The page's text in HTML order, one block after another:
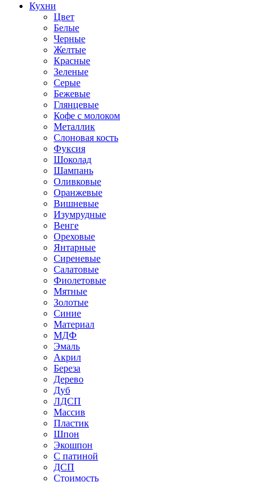
Кухни
Цвет
Белые
Черные
Желтые
Красные
Зеленые
Серые
Бежевые
Глянцевые
Кофе с молоком
Металлик
Слоновая кость
Фуксия
Шоколад
Шампань
Оливковые
Оранжевые
Вишневые
Изумрудные
Венге
Ореховые
Янтарные
Сиреневые
Салатовые
Фиолетовые
Мятные
Золотые
Синие
Материал
МДФ
Эмаль
Акрил
Береза
Дерево
Дуб
ЛДСП
Массив
Пластик
Шпон
Экошпон
С патиной
ДСП
Стоимость